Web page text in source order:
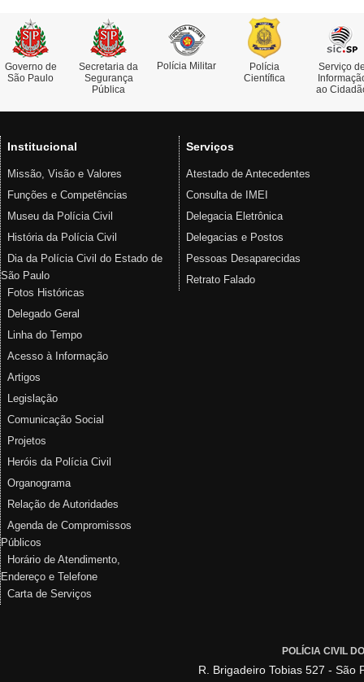
Governo de
São Paulo
Secretaria da
Segurança
Pública
Polícia Militar
Polícia
Científica
Serviço
ao
Institucional
Missão, Visão e Valores
Funções e Competências
Museu da Polícia Civil
História da Polícia Civil
Dia da Polícia Civil do Estado de
São Paulo
Fotos Históricas
Delegado Geral
Linha do Tempo
Acesso à Informação
Artigos
Legislação
Comunicação Social
Projetos
Heróis da Polícia Civil
Organograma
Relação de Autoridades
Agenda de Compromissos
Públicos
Horário de Atendimento,
Endereço e Telefone
Carta de Serviços
Serviços
Atestado de Antecedentes
Consulta de IMEI
Delegacia Eletrônica
Delegacias e Postos
Pessoas Desaparecidas
Retrato Falado
POLÍCIA CIVIL
R. Brigadeiro Tobias 527 - São